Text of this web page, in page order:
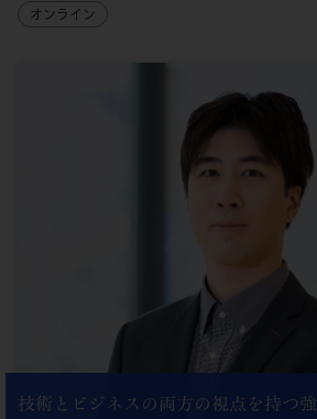
オンライン
技術とビジネスの両方の視点を持つ強